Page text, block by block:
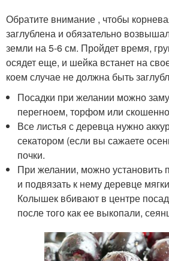
Обратите внимание , чтобы
заглублена и обязательно
земли на 5-6 см. Пройдет время,
осядет еще, и шейка встанет на
коем случае не должна быть
Посадки при желании можно
перегноем, торфом или
Все листья с деревца нужно
секатором (если вы сажаете
почки.
При желании, можно установить
и подвязать к нему деревце
Колышек вбивают в центре
после того как ее выкопали,